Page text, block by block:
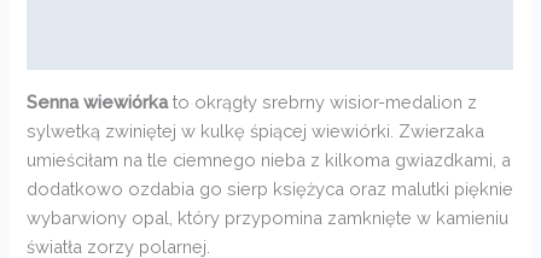
Senna wiewiórkato okrągły srebrny wisior-medalion z
sylwetką zwiniętej w kulkę śpiącej wiewiórki. Zwierzaka
umieściłam na tle ciemnego nieba z kilkoma gwiazdkami, a
dodatkowo ozdabia go sierp księżyca oraz malutki pięknie
wybarwiony opal, który przypomina zamknięte w kamieniu
światła zorzy polarnej.